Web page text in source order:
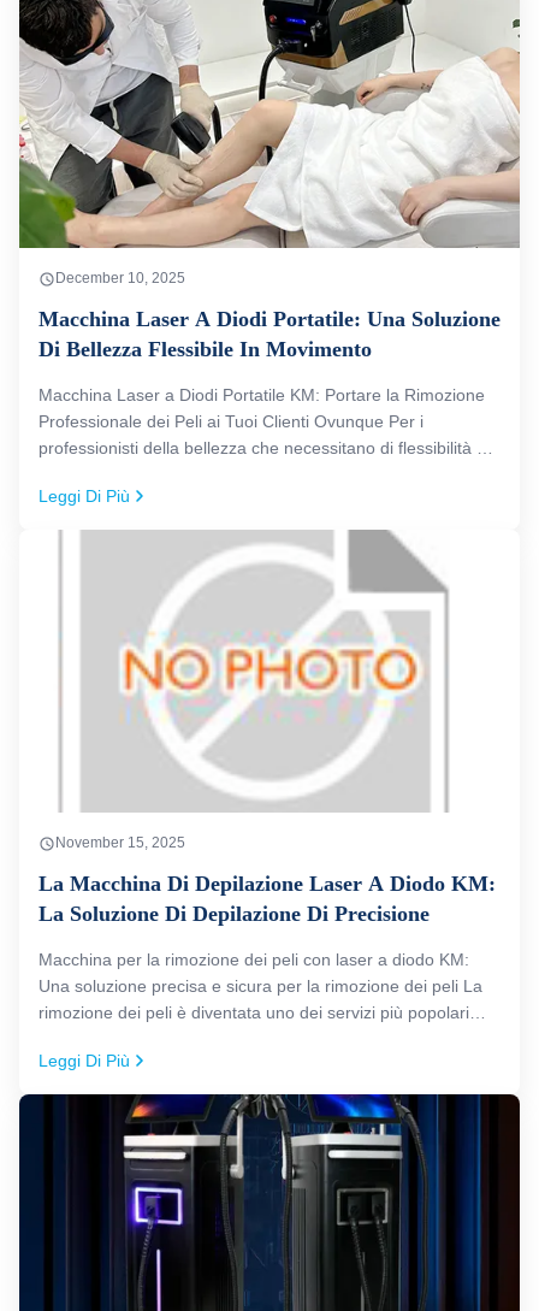
December 10, 2025
Macchina Laser A Diodi Portatile: Una Soluzione
Di Bellezza Flessibile In Movimento
Macchina Laser a Diodi Portatile KM: Portare la Rimozione
Professionale dei Peli ai Tuoi Clienti Ovunque Per i
professionisti della bellezza che necessitano di flessibilità e
soluzione perfetta. Questo dispositivo all'avanguardia
combina la ...
Leggi Di Più
November 15, 2025
La Macchina Di Depilazione Laser A Diodo KM:
La Soluzione Di Depilazione Di Precisione
Macchina per la rimozione dei peli con laser a diodo KM:
Una soluzione precisa e sicura per la rimozione dei peli La
rimozione dei peli è diventata uno dei servizi più popolari
rimozione dei peli con laser a diodo di KM è molto
apprezzata per ...
Leggi Di Più